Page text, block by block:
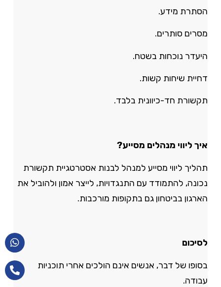
הסתרת מידע.
מסרים סותרים.
היעדר נוכחות בשטח.
דחיית שיחות קשות.
תקשורת חד-כיוונית בלבד.
איך ליווי מנהלים מסייע?
תהליך ליווי מסייע למנהל לבנות אסטרטגיית תקשורת
נכונה, להתמודד עם התנגדויות, לייצר אמון ולהוביל את
הארגון בביטחון גם בתקופות מורכבות.
לסיכום
בסופו של דבר, אנשים אינם הולכים אחרי תוכניות
עבודה.